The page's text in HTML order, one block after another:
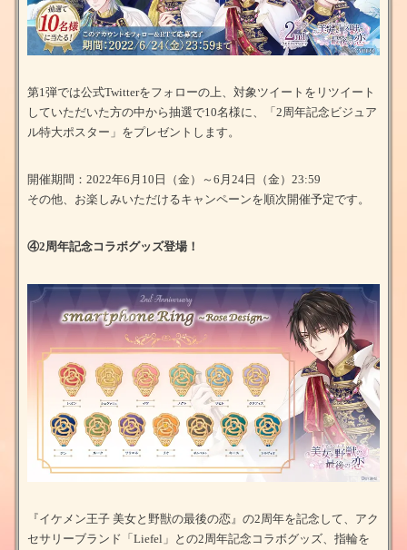
第1弾では公式Twitterをフォローの上、対象ツイートをリツイート
していただいた方の中から抽選で10名様に、「2周年記念ビジュア
ル特大ポスター」をプレゼントします。
開催期間：2022年6月10日（金）～6月24日（金）23:59
その他、お楽しみいただけるキャンペーンを順次開催予定です。
④2周年記念コラボグッズ登場！
『イケメン王子 美女と野獣の最後の恋』の2周年を記念して、アク
セサリーブランド「Liefel」との2周年記念コラボグッズ、指輪を